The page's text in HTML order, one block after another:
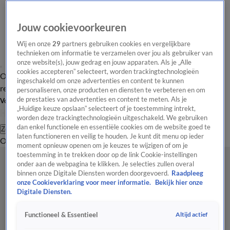
Overzicht Laatste nieuws Regionieuws Het beste van Hart
Tip de
redactie
Volg Hart van Nederland
Zoeken
OverzichtRegioUitzendingenWeerTip de redactiePanelVideo's
Jouw cookievoorkeuren
Wij en onze29 partners gebruiken cookies en vergelijkbare
technieken om informatie te verzamelen over jou als gebruiker van
onze website(s), jouw gedrag en jouw apparaten. Als je „Alle
cookies accepteren” selecteert, worden trackingtechnologieën
ingeschakeld om onze advertenties en content te kunnen
personaliseren, onze producten en diensten te verbeteren en om
de prestaties van advertenties en content te meten. Als je
„Huidige keuze opslaan” selecteert of je toestemming intrekt,
worden deze trackingtechnologieën uitgeschakeld. We gebruiken
dan enkel functionele en essentiële cookies om de website goed te
laten functioneren en veilig te houden. Je kunt dit menu op ieder
moment opnieuw openen om je keuzes te wijzigen of om je
toestemming in te trekken door op de link Cookie-instellingen
onder aan de webpagina te klikken. Je selecties zullen overal
binnen onze Digitale Diensten worden doorgevoerd. Raadpleeg
onze Cookieverklaring voor meer informatie.
Bekijk hier onze
Digitale Diensten.
Functioneel & Essentieel Altijd actief